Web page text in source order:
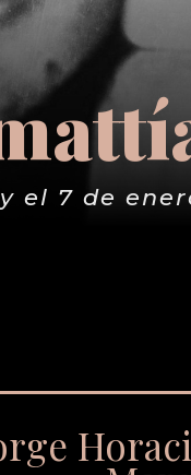
el 7 de